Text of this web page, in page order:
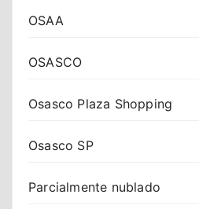
OSAA
OSASCO
Osasco Plaza Shopping
Osasco SP
Parcialmente nublado